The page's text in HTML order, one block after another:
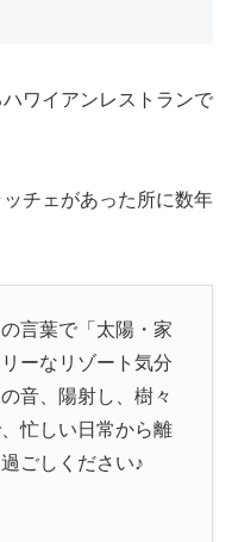
ワイアンレストランで
チェがあった所に数年
言葉で「太陽・家
ーなリゾート気分
音、陽射し、樹々
忙しい日常から離
ごしください♪